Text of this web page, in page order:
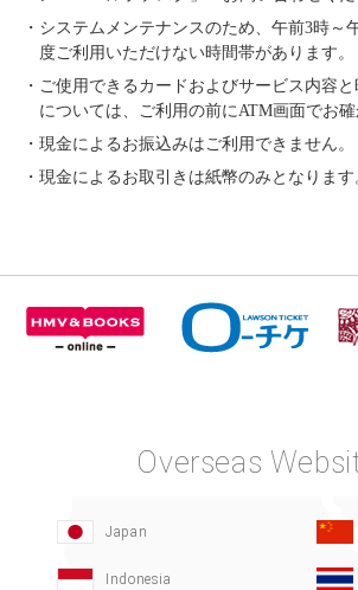
・システムメンテナンスのため、午前3時～
度ご利用いただけない時間帯があります。
・ご使用できるカードおよびサービス内容
については、ご利用の前にATM画面でお確
・現金によるお振込みはご利用できません。
・現金によるお取引きは紙幣のみとなります
Overseas
Japan
Indonesia